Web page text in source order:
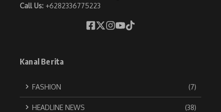
Call Us: +6282336775223
Kanal Berita
FASHION (7)
HEADLINE NEWS (38)